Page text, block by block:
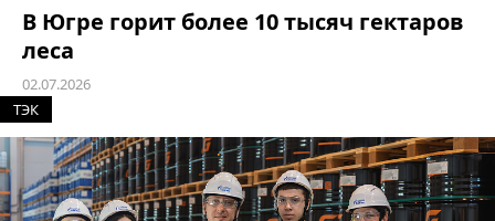
В Югре горит более 10 тысяч гектаров
леса
02.07.2026
ТЭК